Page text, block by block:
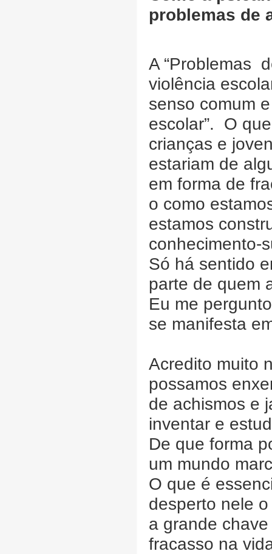
problemas de
A “Problemas
violência
senso comum
escolar”. O
crianças e
estariam de
em forma de
o como
estamos
conhecimento-
Só há sentido
parte de quem
Eu me
se manifesta
Acredito muito
possamos
de achismos e
inventar e
De que forma
um mundo
O que é
desperto nele
a grande
fracasso na